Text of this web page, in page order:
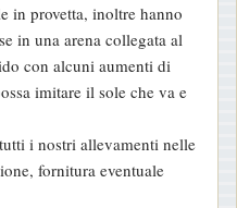
in provetta, inoltre hanno
in una arena collegata al
con alcuni aumenti di
imitare il sole che va e
i nostri allevamenti nelle
fornitura eventuale